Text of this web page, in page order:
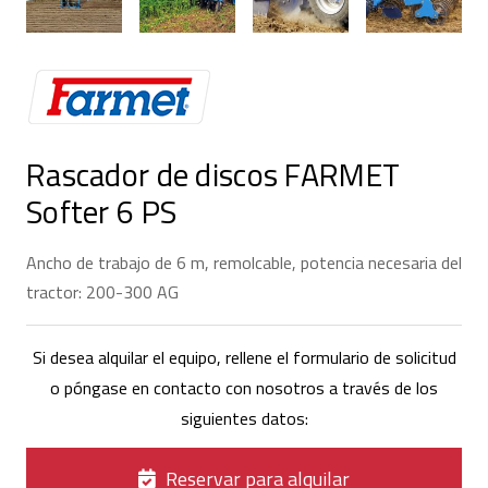
Rascador de discos FARMET
Softer 6 PS
Ancho de trabajo de 6 m, remolcable, potencia necesaria del
tractor: 200-300 AG
Si desea alquilar el equipo, rellene el formulario de solicitud
o póngase en contacto con nosotros a través de los
siguientes datos:
Reservar para alquilar